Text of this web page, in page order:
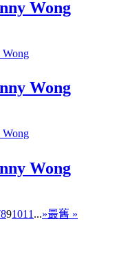
Wong
Wong
Wong
891011 ...»最舊 »